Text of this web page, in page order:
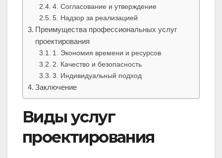
4. Согласование и утверждение
5. Надзор за реализацией
Преимущества профессиональных услуг
проектирования
1. Экономия времени и ресурсов
2. Качество и безопасность
3. Индивидуальный подход
Заключение
Виды услуг
проектирования